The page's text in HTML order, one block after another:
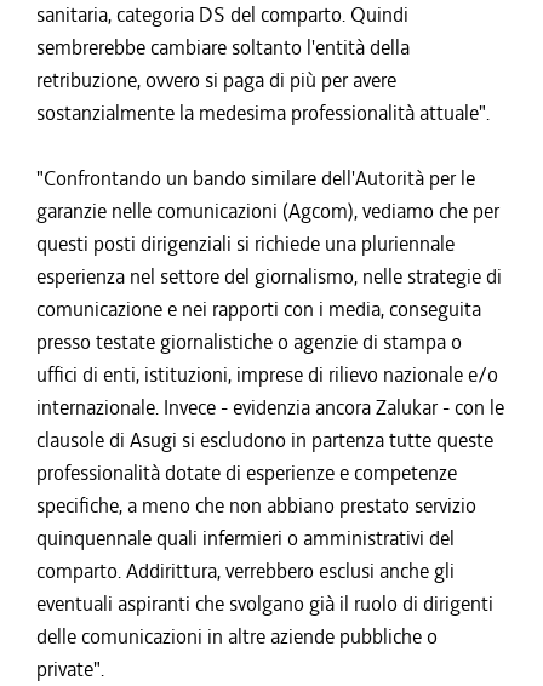
sanitaria, categoria DS del comparto. Quindi
sembrerebbe cambiare soltanto l'entità della
retribuzione, ovvero si paga di più per avere
sostanzialmente la medesima professionalità attuale".
"Confrontando un bando similare dell'Autorità per le
garanzie nelle comunicazioni (Agcom), vediamo che per
questi posti dirigenziali si richiede una pluriennale
esperienza nel settore del giornalismo, nelle strategie di
comunicazione e nei rapporti con i media, conseguita
presso testate giornalistiche o agenzie di stampa o
uffici di enti, istituzioni, imprese di rilievo nazionale e/o
internazionale. Invece - evidenzia ancora Zalukar - con le
clausole di Asugi si escludono in partenza tutte queste
professionalità dotate di esperienze e competenze
specifiche, a meno che non abbiano prestato servizio
quinquennale quali infermieri o amministrativi del
comparto. Addirittura, verrebbero esclusi anche gli
eventuali aspiranti che svolgano già il ruolo di dirigenti
delle comunicazioni in altre aziende pubbliche o
private".